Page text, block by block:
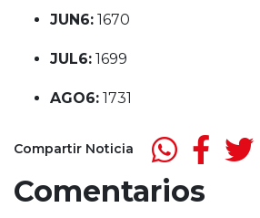
JUN6: 1670
JUL6: 1699
AGO6: 1731
Compartir Noticia
Comentarios